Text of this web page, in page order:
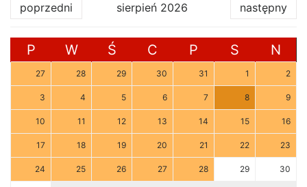
poprzedni sierpień 2026 następny
P W Ś C P S N
27 28 29 30 31 1 2
3 4 5 6 7 8 9
10 11 12 13 14 15 16
17 18 19 20 21 22 23
24 25 26 27 28 29 30